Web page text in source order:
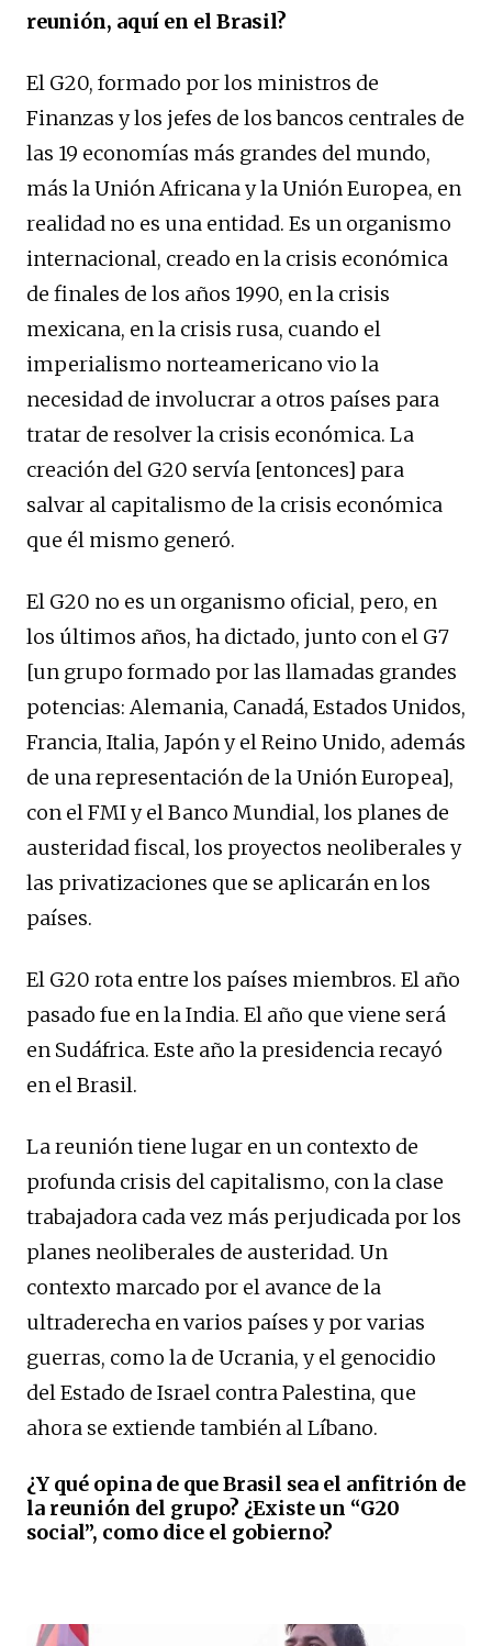
reunión, aquí en el Brasil?
El G20, formado por los ministros de
Finanzas y los jefes de los bancos centrales de
las 19 economías más grandes del mundo,
más la Unión Africana y la Unión Europea, en
realidad no es una entidad. Es un organismo
internacional, creado en la crisis económica
de finales de los años 1990, en la crisis
mexicana, en la crisis rusa, cuando el
imperialismo norteamericano vio la
necesidad de involucrar a otros países para
tratar de resolver la crisis económica. La
creación del G20 servía [entonces] para
salvar al capitalismo de la crisis económica
que él mismo generó.
El G20 no es un organismo oficial, pero, en
los últimos años, ha dictado, junto con el G7
[un grupo formado por las llamadas grandes
potencias: Alemania, Canadá, Estados Unidos,
Francia, Italia, Japón y el Reino Unido, además
de una representación de la Unión Europea],
con el FMI y el Banco Mundial, los planes de
austeridad fiscal, los proyectos neoliberales y
las privatizaciones que se aplicarán en los
países.
El G20 rota entre los países miembros. El año
pasado fue en la India. El año que viene será
en Sudáfrica. Este año la presidencia recayó
en el Brasil.
La reunión tiene lugar en un contexto de
profunda crisis del capitalismo, con la clase
trabajadora cada vez más perjudicada por los
planes neoliberales de austeridad. Un
contexto marcado por el avance de la
ultraderecha en varios países y por varias
guerras, como la de Ucrania, y el genocidio
del Estado de Israel contra Palestina, que
ahora se extiende también al Líbano.
¿Y qué opina de que Brasil sea el anfitrión de
la reunión del grupo? ¿Existe un “G20
social”, como dice el gobierno?